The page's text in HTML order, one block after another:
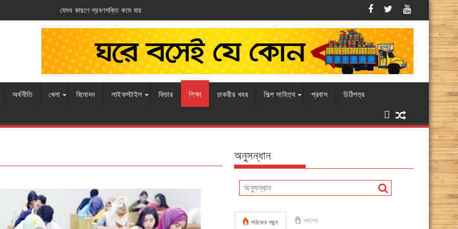
কমে যায় এবারও চামড়ার বাজারে ধস, বিপাকে
অর্থনীতি খেলা বিনোদন লাইফস্টাইল ফিচার শিক্ষা চাকরীর খবর শিল্প সাহিত্য প্রবাস চিঠিপত্র
অনুসন্ধান
পাঠকের পছন্দ সর্বশেষ